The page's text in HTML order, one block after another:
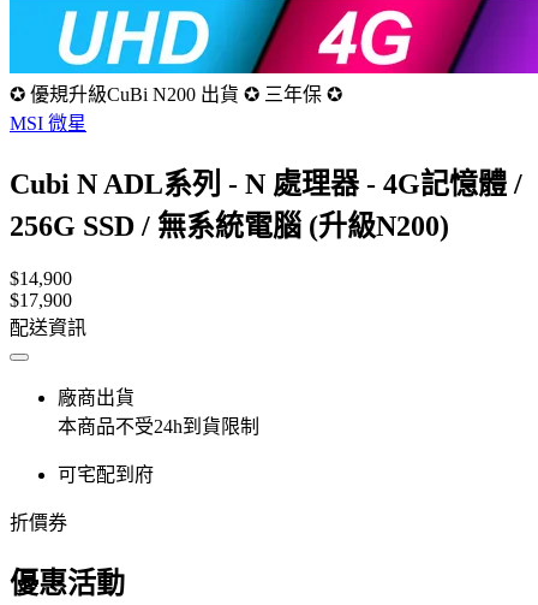
✪ 優規升級CuBi N200 出貨 ✪ 三年保 ✪
MSI 微星
Cubi N ADL系列 - N 處理器 - 4G記憶體 /
256G SSD / 無系統電腦 (升級N200)
$14,900
$17,900
配送資訊
廠商出貨
本商品不受24h到貨限制
可宅配到府
折價券
優惠活動